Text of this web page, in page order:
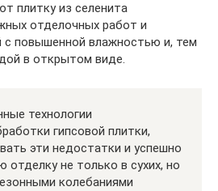
плитку из селенита
отделочных работ и
повышенной влажностью и, тем
в открытом виде.
технологии
гипсовой плитки,
эти недостатки и успешно
отделку не только в сухих, но
колебаниями